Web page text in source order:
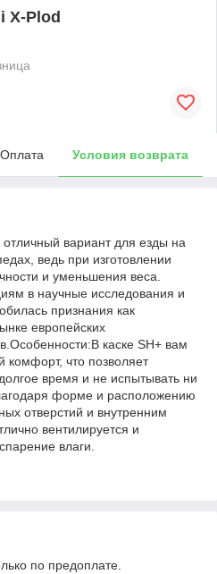
X-Plod
Оплата Условия возврата
вариант для езды на
ведь при изготовлении
и уменьшения веса.
в научные исследования и
признания как
европейских
каске SH+ вам
комфорт, что позволяет
время и не испытывать ни
форме и расположению
отверстий и внутренним
вентилируется и
влаги.
по предоплате.